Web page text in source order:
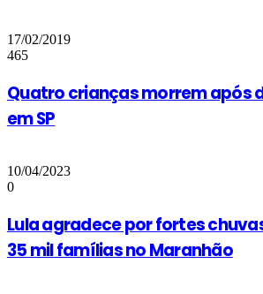
17/02/2019
465
Quatro crianças morrem após
em SP
10/04/2023
0
Lula agradece por fortes
35 mil famílias no Maranhão